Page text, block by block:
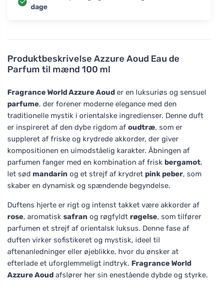
Produktbeskrivelse Azzure Aoud Eau de
Parfum til mænd 100 ml
Fragrance World Azzure Aoud er en luksuriøs og sensuel
parfume, der forener moderne elegance med den
traditionelle mystik i orientalske ingredienser. Denne duft
er inspireret af den dybe rigdom af oudtræ, som er
suppleret af friske og krydrede akkorder, der giver
kompositionen en uimodståelig karakter. Åbningen af
parfumen fanger med en kombination af frisk bergamot,
let sød mandarin og et strejf af krydret pink peber, som
skaber en dynamisk og spændende begyndelse.
Duftens hjerte er rigt og intenst takket være akkorder af
rose, aromatisk safran og røgfyldt røgelse, som tilfører
parfumen et strejf af orientalsk luksus. Denne fase af
duften virker sofistikeret og mystisk, ideel til
aftenanledninger eller øjeblikke, hvor du ønsker at
efterlade et uforglemmeligt indtryk. Fragrance World
Azzure Aoud afslører her sin enestående dybde og styrke.
dage